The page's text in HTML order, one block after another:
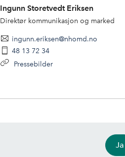
Ingunn Storetvedt Eriksen
Direktør kommunikasjon og marked
ingunn.eriksen@nhomd.no
48 13 72 34
Pressebilder
Ja